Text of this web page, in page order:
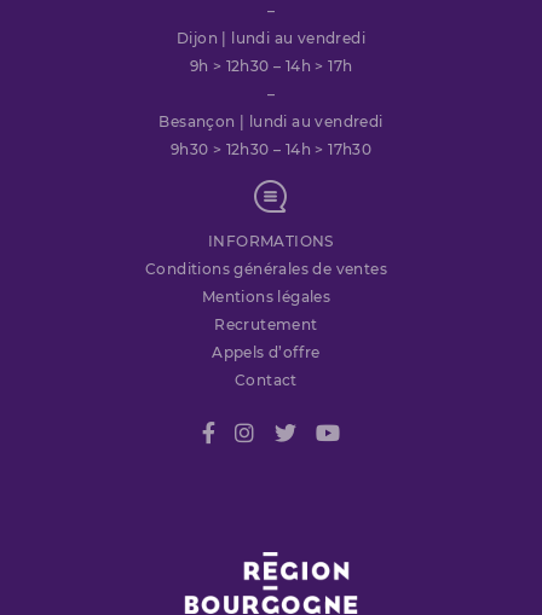
–
Dijon | lundi au vendredi
9h > 12h30 – 14h > 17h
–
Besançon | lundi au vendredi
9h30 > 12h30 – 14h > 17h30
INFORMATIONS
Conditions générales de ventes
Mentions légales
Recrutement
Appels d’offre
Contact